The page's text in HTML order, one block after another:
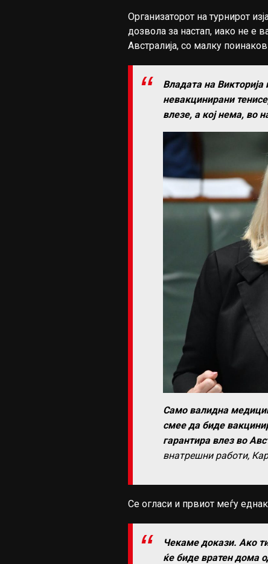
Организаторот на турнирот
дозвола за настап, иако не е
Австралија, со малку
Владата на
невакцинирани
влезе, а кој нема, во
Само валидна
смее да биде
гарантира влез во
внатрешни работи,
Се огласи и првиот меѓу
Чекаме докази. Ако
ќе биде вратен дома